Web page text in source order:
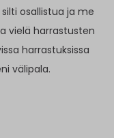
osallistua ja me
vielä harrastusten
harrastuksissa
välipala.